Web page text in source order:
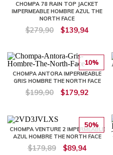
CHOMPA 78 RAIN TOP JACKET
IMPERMEABLE HOMBRE AZUL THE
NORTH FACE
$279,90 $139,94
10%
CHOMPA ANTORA IMPERMEABLE
GRIS HOMBRE THE NORTH FACE
$199,90 $179,92
50%
CHOMPA VENTURE 2 IMPERMEABLE
AZUL HOMBRE THE NORTH FACE
$179,89 $89,94